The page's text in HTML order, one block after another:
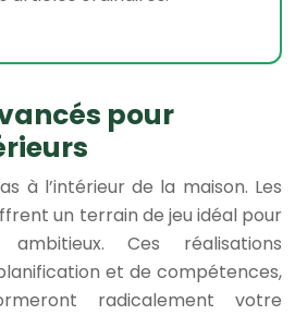
pour
à l’intérieur de la maison. Les
un terrain de jeu idéal pour
Ces réalisations
et de compétences,
radicalement votre